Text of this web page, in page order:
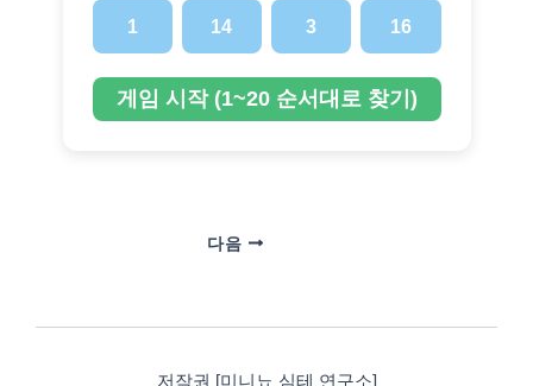
건
기
1 14 3 16
게임 시작 (1~20 순서대로 찾기)
다음
저작권 [미니뇨 심테 연구소]